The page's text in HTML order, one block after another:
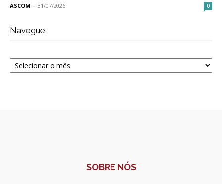
ASCOM - 31/07/2026 0
Navegue
Navegue
SOBRE NÓS